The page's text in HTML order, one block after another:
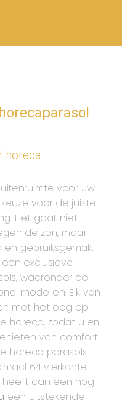
horeca
voor uw
voor de juiste
Het gaat niet
de zon, maar
en gebruiksgemak.
exclusieve
waaronder de
modellen. Elk van
met het oog op
horeca, zodat u en
van comfort
horeca parasols
64 vierkante
heeft aan een nóg
een uitstekende